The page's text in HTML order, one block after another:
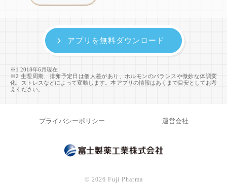
※1 2018年6月現在
※2 生理周期、排卵予定日は個人差があり、ホルモンのバランスや微妙な体調変
化、ストレスなどによって変動します。本アプリの情報はあくまで目安としてお考
えください。
アプリを無料ダウンロード
プライバシーポリシー 運営会社
© 2026 Fuji Pharma